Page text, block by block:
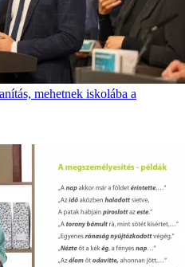
mehetnek iskolába a